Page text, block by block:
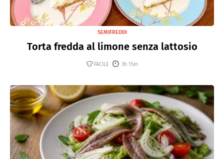
SEMIFREDDI
Torta fredda al limone senza lattosio
FACILE 3h 15m